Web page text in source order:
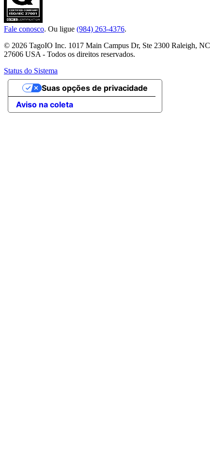
Fale conosco. Ou ligue (984) 263-4376.
© 2026 TagoIO Inc. 1017 Main Campus Dr, Ste 2300 Raleigh, NC
27606 USA - Todos os direitos reservados.
Status do Sistema
Aviso na coleta
Suas opções de privacidade